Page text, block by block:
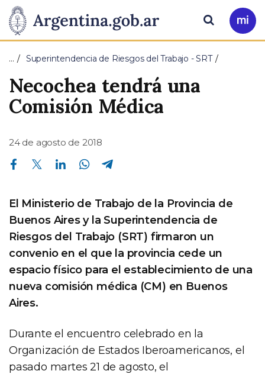
Presidencia
de
la
Nación
Pasar al contenido principal
Ir
a
Buscar
… Superintendencia de Riesgos del Trabajo - SRT
Necochea tendrá una
Comisión Médica
24 de agosto de 2018
Compartir en Facebook Compartir en Twitter Compartir en Linkedin Compartir en Whatsapp
El Ministerio de Trabajo de la Provincia de
Buenos Aires y la Superintendencia de
Riesgos del Trabajo (SRT) firmaron un
convenio en el que la provincia cede un
espacio físico para el establecimiento de una
nueva comisión médica (CM) en Buenos
Aires.
Durante el encuentro celebrado en la
Organización de Estados Iberoamericanos, el
pasado martes 21 de agosto, el